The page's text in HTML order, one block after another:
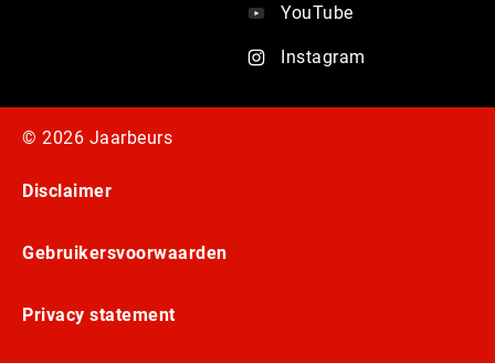
YouTube
Instagram
© 2026 Jaarbeurs
Disclaimer
Gebruikersvoorwaarden
Privacy statement